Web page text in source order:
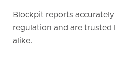
Blockpit reports
regulation and are trusted
alike.